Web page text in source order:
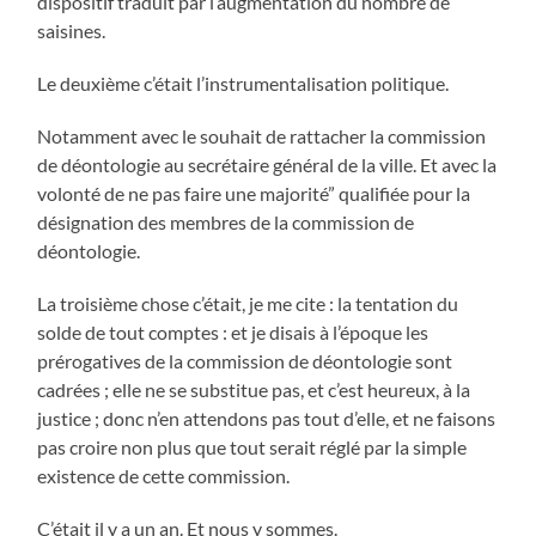
saisines.
Le deuxième c’était l’instrumentalisation politique.
Notamment avec le souhait de rattacher la commission
de déontologie au secrétaire général de la ville. Et avec la
volonté de ne pas faire une majorité” qualifiée pour la
désignation des membres de la commission de
déontologie.
La troisième chose c’était, je me cite : la tentation du
solde de tout comptes : et je disais à l’époque les
prérogatives de la commission de déontologie sont
cadrées ; elle ne se substitue pas, et c’est heureux, à la
justice ; donc n’en attendons pas tout d’elle, et ne faisons
pas croire non plus que tout serait réglé par la simple
existence de cette commission.
C’était il y a un an. Et nous y sommes.